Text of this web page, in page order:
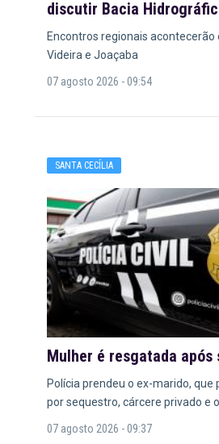
discutir Bacia
Encontros regionais acontecerão
Videira e Joaçaba
07 agosto 2026 - 09:54
SANTA CECÍLIA
Mulher é resgatada após
Polícia prendeu o ex-marido, que
por sequestro, cárcere privado e
07 agosto 2026 - 09:37